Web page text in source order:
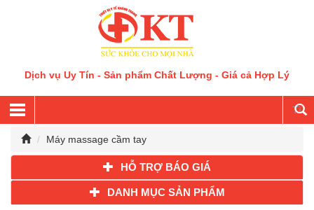
Dịch vụ Uy Tín - Sản phẩm Chất Lượng - Giá cả Hợp Lý
Máy massage cầm tay
HỖ TRỢ BÁO GIÁ
DANH MỤC SẢN PHẨM